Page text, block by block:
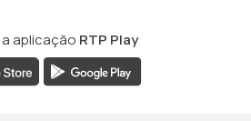
aplicação RTP Play